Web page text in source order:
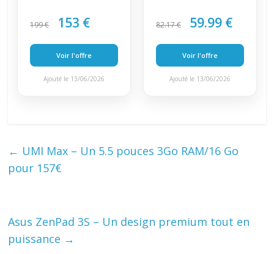
199 € 153 €
Voir l'offre
Ajouté le 13/06/2026
82.17 € 59.99 €
Voir l'offre
Ajouté le 13/06/2026
← UMI Max – Un 5.5 pouces 3Go RAM/16 Go
pour 157€
Asus ZenPad 3S – Un design premium tout en
puissance →